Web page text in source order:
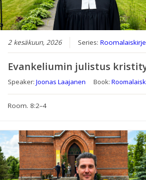
2 kesäkuun, 2026 Series: Roomalaiskirje
Evankeliumin julistus
Speaker: Joonas Laajanen Book:
Room. 8:2–4